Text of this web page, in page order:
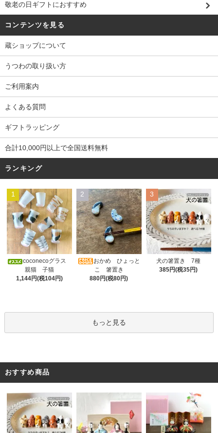
敬老の日ギフトにおすすめ
コンテンツを見る
蔵ショップについて
うつわの取り扱い方
ご利用案内
よくある質問
ギフトラッピング
合計10,000円以上で全国送料無料
ランキング
1
coconecoグラス
親猫 子猫
1,144円(税104円)
2
おかめ ひょっと
こ 箸置き
880円(税80円)
3
犬の箸置き 7種
385円(税35円)
もっと見る
おすすめ商品